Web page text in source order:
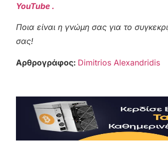
YouTube .
Ποια είναι η γνώμη σας για το
σας!
Αρθρογράφος: Dimitrios Alexandridis